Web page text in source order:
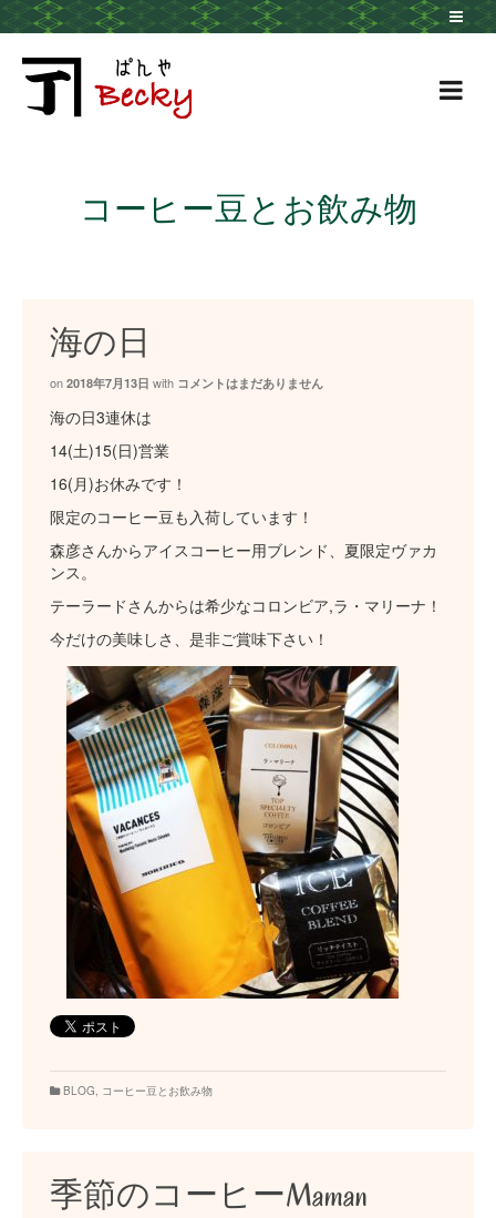
コーヒー豆とお飲み物
海の日
on 2018年7月13日 with コメントはまだありません
海の日3連休は
14(土)15(日)営業
16(月)お休みです！
限定のコーヒー豆も入荷しています！
森彦さんからアイスコーヒー用ブレンド、夏限定ヴァカ
ンス。
テーラードさんからは希少なコロンビア,ラ・マリーナ！
今だけの美味しさ、是非ご賞味下さい！
BLOG コーヒー豆とお飲み物
季節のコーヒーMaman